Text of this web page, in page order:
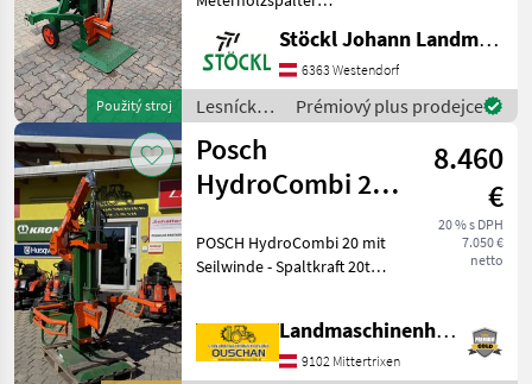
Použitý stroj
Zapfwellenantrieb, (A)
Lesnícke a drevárske stroje
Štiepací stroj
Stöckl Johann Landmaschinen GesmbH & Co KG
6363 Westendorf
Lesnícke a
drevárske
stroje /
Posch
Prémiový plus prodejce
Posch
HydroCombi 20
500
8.460
€
20 % s DPH
7.050 €
netto
POSCH HydroCombi 20 mit
Seilwinde - Spaltkraft 20to -
Kat II - Zapfwellenantrieb -
Sappelhalterung - Sp
Landmaschinenhandel Ouschan Anton
9102 Mittertrixen